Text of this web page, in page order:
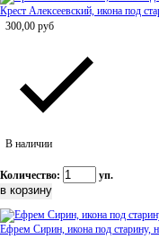
Крест Алексеевский, икона под
300,00 руб
В наличии
Количество: уп.
Ефрем Сирин, икона под старину,